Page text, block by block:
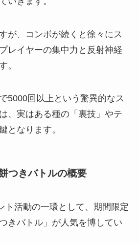
が、コンボが続くと徐々にス
レイヤーの集中力と反射神経
。
5000回以上という驚異的なス
、実はある種の「裏技」やテ
となります。
つきバトルの概要
ト活動の一環として、期間限定
きバトル」が人気を博してい